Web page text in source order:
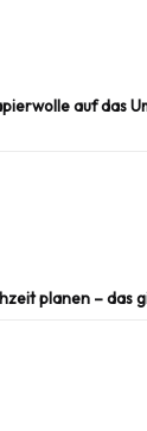
auf das
planen – das